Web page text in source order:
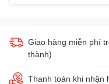
Giao hàng miễn phí
thành)
Thanh toán khi nhận